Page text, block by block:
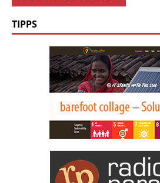
TIPPS